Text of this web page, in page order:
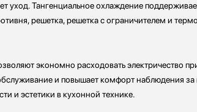
уход. Тангенциальное охлаждение
решетка, решетка с ограничителем и
экономно расходовать электричество
и повышает комфорт наблюдения
и эстетики в кухонной технике.